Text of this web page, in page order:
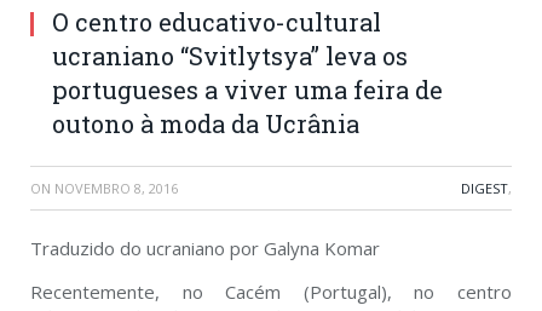
O centro educativo-cultural
ucraniano “Svitlytsya” leva os
portugueses a viver uma feira de
outono à moda da Ucrânia
ON NOVEMBRO 8, 2016 DIGEST,
Traduzido do ucraniano por Galyna Komar
Recentemente, no Cacém (Portugal), no centro